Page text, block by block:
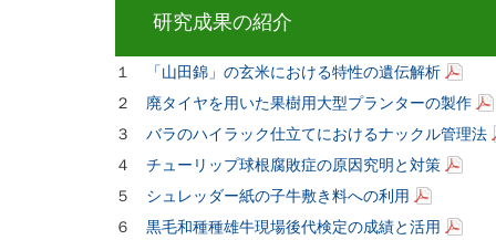
研究成果の紹介
１
「山田錦」の玄米における特性の遺伝解析
２ 廃タイヤを用いた果樹用大型プランターの製作
３ バラのハイラック仕立てにおけるナックル管理法
４ チューリップ球根腐敗症の原因究明と対策
５ シュレッダー紙の子牛敷き料への利用
６ 黒毛和種種雄牛現場後代検定の成績と活用